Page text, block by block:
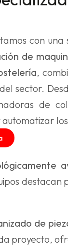
con
de
,
sector.
de
destacan
de
proyecto,